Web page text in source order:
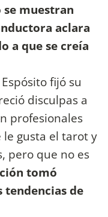
se muestran
aclara
a que se creía
fijó su
disculpas a
profesionales
le gusta el tarot y
pero que no es
tomó
tendencias de